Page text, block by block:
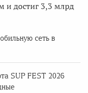
и достиг 3,3 млрд
сеть в
SUP FEST 2026